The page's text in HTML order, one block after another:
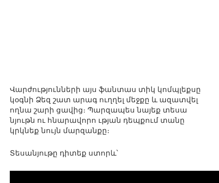
Վարժությունների այս ֆանտաս տիկ կոմպլեքսը
կօգնի Ձեզ շատ արագ ուղղել մեջքը և ազատվել
ողնա շարի ցավից։ Պարզապես նայեք տեսա
նյութն ու հնարավորո ւթյան դեպքում տանը
կրկնեք նույն մարզանքը։
Տեսանյութը դիտեք ստորև՝